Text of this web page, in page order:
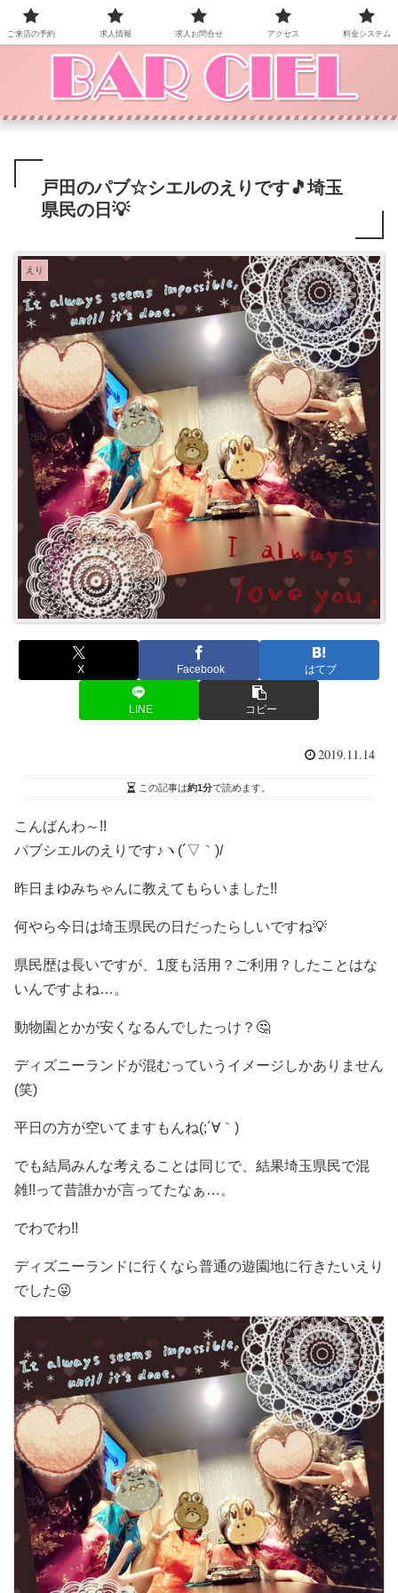
BAR CIEL！ご来店お待ちしています。
戸田のパブ☆シエルのえりです🎵埼玉
県民の日💡
えり
X Facebook はてブ
LINE コピー
2019.11.14
この記事は約1分で読めます。
こんばんわ～!!
パブシエルのえりです♪ヽ(´▽｀)/
昨日まゆみちゃんに教えてもらいました!!
何やら今日は埼玉県民の日だったらしいですね💡
県民歴は長いですが、1度も活用？ご利用？したことはな
いんですよね…。
動物園とかが安くなるんでしたっけ？🤔
ディズニーランドが混むっていうイメージしかありません
(笑)
平日の方が空いてますもんね(;´∀｀)
でも結局みんな考えることは同じで、結果埼玉県民で混
雑!!って昔誰かが言ってたなぁ…。
でわでわ!!
ディズニーランドに行くなら普通の遊園地に行きたいえり
でした😜
ご来店の予約 求人情報 求人お問合せ アクセス 料金システム